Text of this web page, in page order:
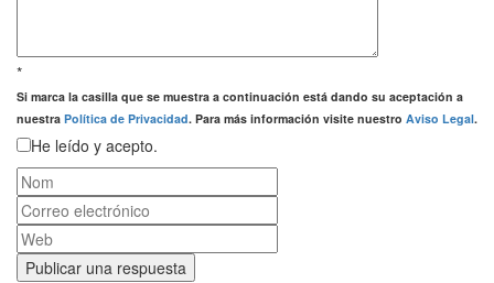
*
Si marca la casilla que se muestra a continuación está dando su aceptación a
nuestra Política de Privacidad. Para más información visite nuestro Aviso Legal.
He leído y acepto.